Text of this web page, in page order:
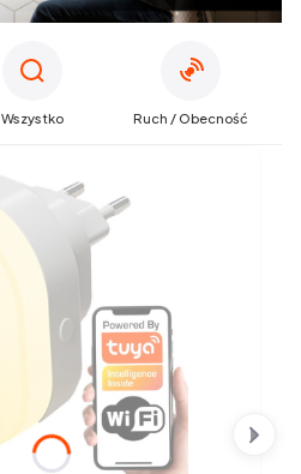
Wszystko Ruch / Obecność